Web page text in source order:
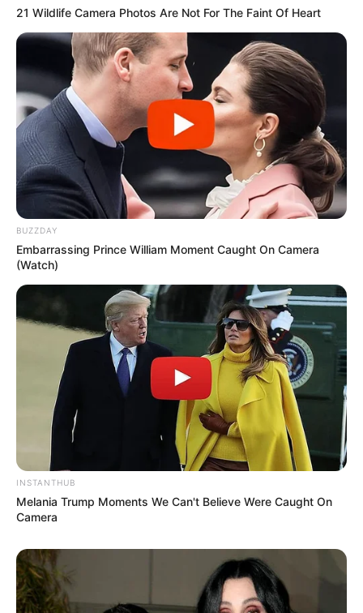
Sürücülərin nəzərinə: Bu küçələrdə
hərəkətTAM MƏHDUDLAŞDIRILIR
65 0
19:59 / 06 Avqust 2026 CƏMİYYƏT
Bu məktəblər üzrə vakansiya seçimi
başlayır
0 0
21 Wildlife Camera Photos Are Not For The Faint Of Heart
BUZZDAY
Embarrassing Prince William Moment Caught On Camera
(Watch)
INSTANTHUB
Melania Trump Moments We Can't Believe Were Caught On
Camera